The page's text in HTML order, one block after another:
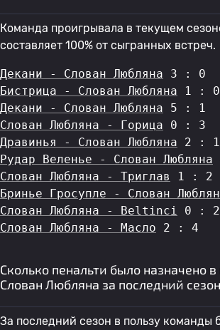
Команда проигрывала в текущем
составляет 100% от сыгранных встреч.
Декани - Слован Любляна 3 : 0
Бистрица - Слован Любляна 1 : 0
Декани - Слован Любляна 5 : 1
Слован Любляна - Горица 0 : 3
Дравинья - Слован Любляна 2 : 1
Рудар Веленье - Слован Любляна
Слован Любляна - Триглав
1 : 2
Бринье Гросупле - Слован
Слован Любляна - Beltinci 0 : 2
Слован Любляна - Масло 2 : 4
Сколько пенальти было назначено в
Слован Любляна за последний
За последний сезон в пользу команды